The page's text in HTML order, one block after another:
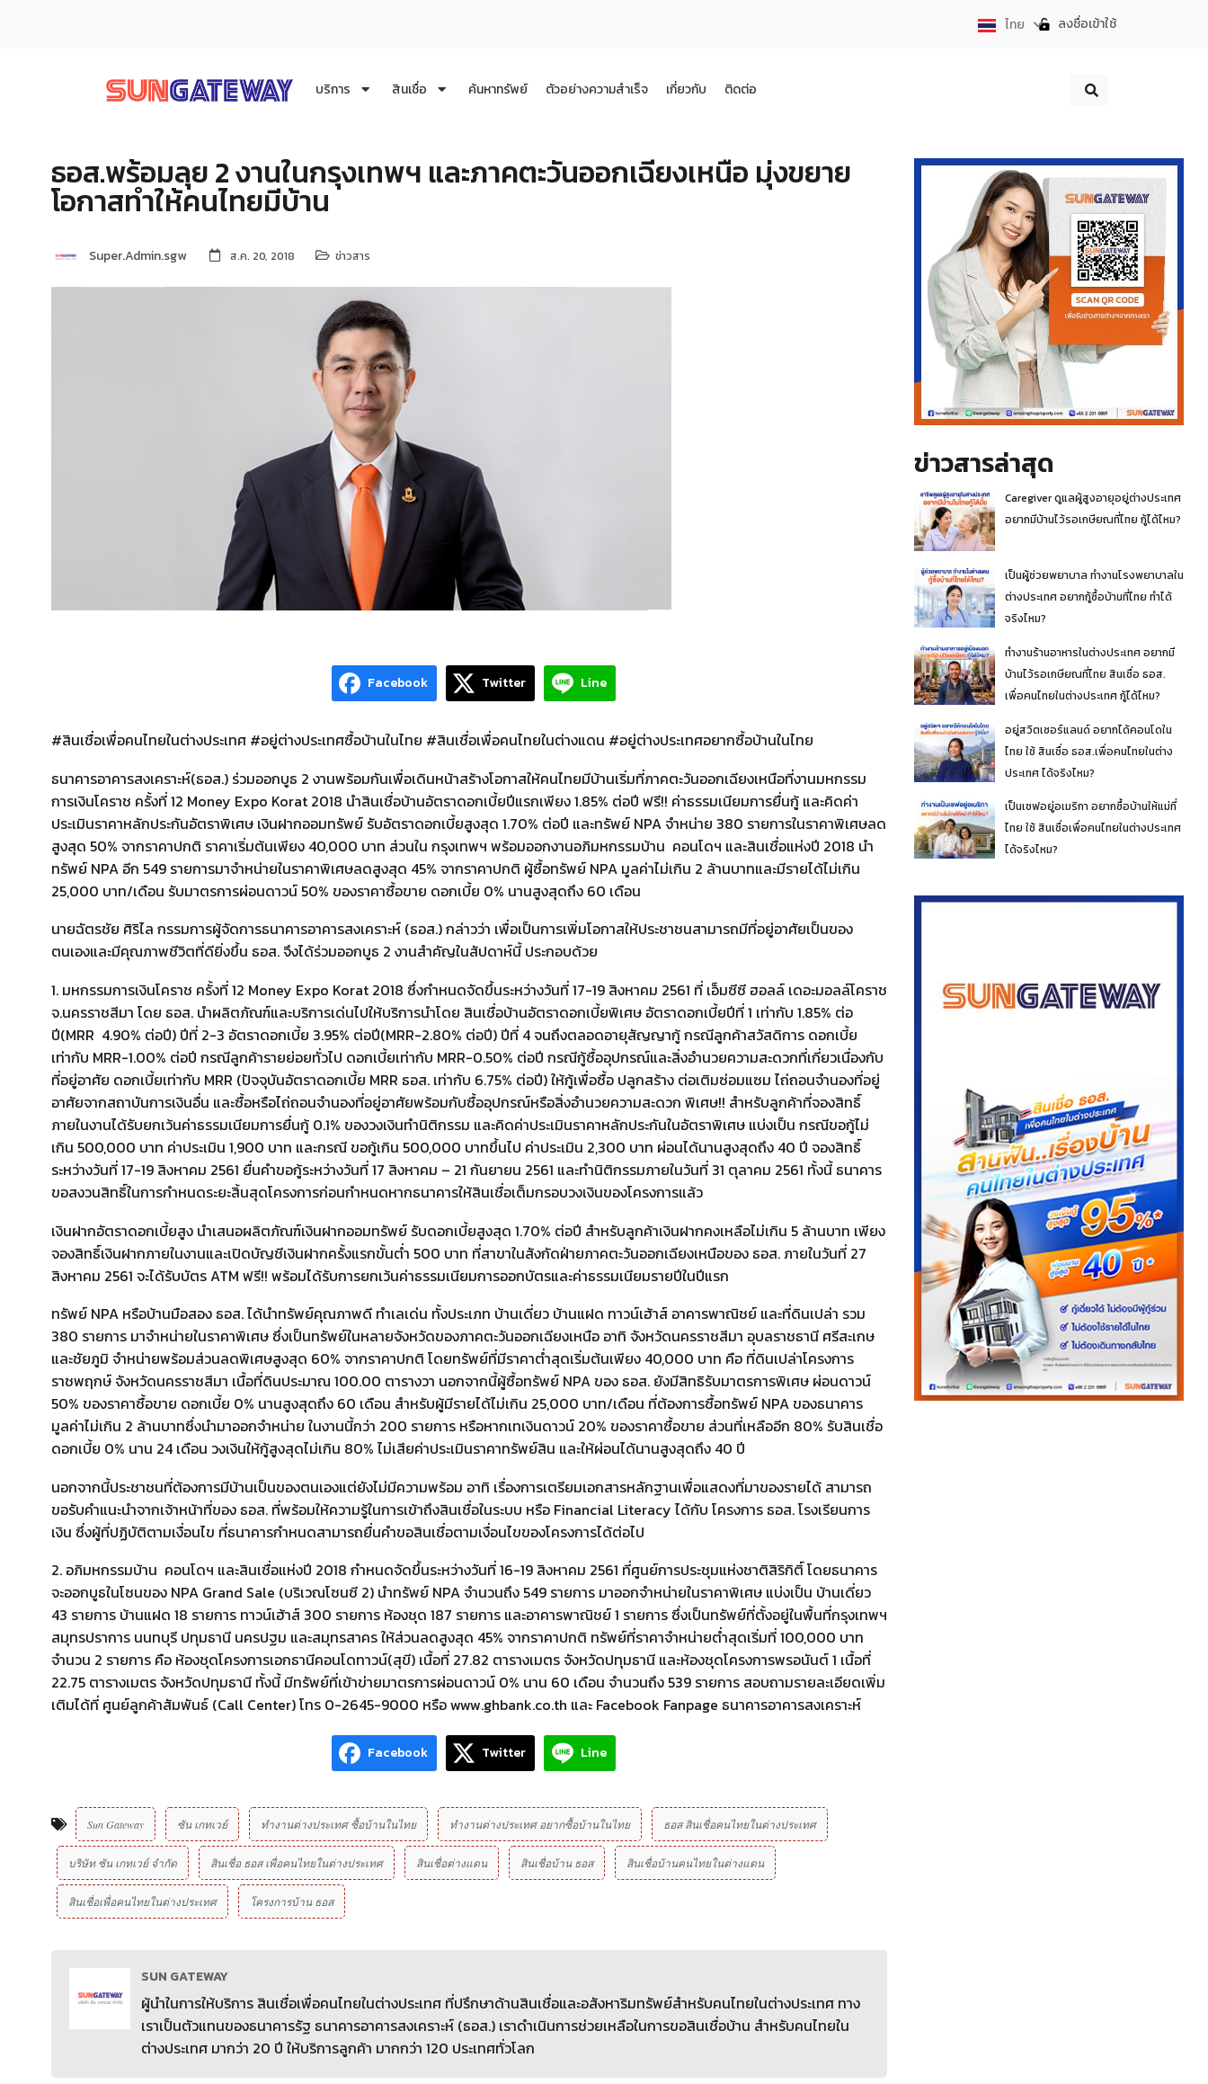
ไทย
English ลงชื่อเข้าใช้
บริการ สินเชื่อ ค้นหาทรัพย์ ตัวอย่างความสำเร็จ เกี่ยวกับ ติดต่อ
ธอส.พร้อมลุย 2 งานในกรุงเทพฯ และภาคตะวันออกเฉียงเหนือ มุ่งขยาย
โอกาสทำให้คนไทยมีบ้าน
Super.Admin.sgw ส.ค. 20, 2018 ข่าวสาร
Facebook Twitter Line
#สินเชื่อเพื่อคนไทยในต่างประเทศ #อยู่ต่างประเทศซื้อบ้านในไทย #สินเชื่อเพื่อคนไทยในต่างแดน #อยู่ต่างประเทศอยากซื้อบ้านในไทย
ธนาคารอาคารสงเคราะห์(ธอส.) ร่วมออกบูธ 2 งานพร้อมกันเพื่อเดินหน้าสร้างโอกาสให้คนไทยมีบ้านเริ่มที่ภาคตะวันออกเฉียงเหนือที่งานมหกรรม
การเงินโคราช ครั้งที่ 12 Money Expo Korat 2018 นำสินเชื่อบ้านอัตราดอกเบี้ยปีแรกเพียง 1.85% ต่อปี ฟรี!! ค่าธรรมเนียมการยื่นกู้ และคิดค่า
ประเมินราคาหลักประกันอัตราพิเศษ เงินฝากออมทรัพย์ รับอัตราดอกเบี้ยสูงสุด 1.70% ต่อปี และทรัพย์ NPA จำหน่าย 380 รายการในราคาพิเศษลด
สูงสุด 50% จากราคาปกติ ราคาเริ่มต้นเพียง 40,000 บาท ส่วนใน กรุงเทพฯ พร้อมออกงานอภิมหกรรมบ้าน  คอนโดฯ และสินเชื่อแห่งปี 2018 นำ
ทรัพย์ NPA อีก 549 รายการมาจำหน่ายในราคาพิเศษลดสูงสุด 45% จากราคาปกติ ผู้ซื้อทรัพย์ NPA มูลค่าไม่เกิน 2 ล้านบาทและมีรายได้ไม่เกิน
25,000 บาท/เดือน รับมาตรการผ่อนดาวน์ 50% ของราคาซื้อขาย ดอกเบี้ย 0% นานสูงสุดถึง 60 เดือน
นายฉัตรชัย ศิริไล กรรมการผู้จัดการธนาคารอาคารสงเคราะห์ (ธอส.) กล่าวว่า เพื่อเป็นการเพิ่มโอกาสให้ประชาชนสามารถมีที่อยู่อาศัยเป็นของ
ตนเองและมีคุณภาพชีวิตที่ดียิ่งขึ้น ธอส. จึงได้ร่วมออกบูธ 2 งานสำคัญในสัปดาห์นี้ ประกอบด้วย
1. มหกรรมการเงินโคราช ครั้งที่ 12 Money Expo Korat 2018 ซึ่งกำหนดจัดขึ้นระหว่างวันที่ 17-19 สิงหาคม 2561 ที่ เอ็มซีซี ฮอลล์ เดอะมอลล์โคราช
จ.นครราชสีมา โดย ธอส. นำผลิตภัณฑ์และบริการเด่นไปให้บริการนำโดย สินเชื่อบ้านอัตราดอกเบี้ยพิเศษ อัตราดอกเบี้ยปีที่ 1 เท่ากับ 1.85% ต่อ
ปี(MRR  4.90% ต่อปี) ปีที่ 2-3 อัตราดอกเบี้ย 3.95% ต่อปี(MRR-2.80% ต่อปี) ปีที่ 4 จนถึงตลอดอายุสัญญากู้ กรณีลูกค้าสวัสดิการ ดอกเบี้ย
เท่ากับ MRR-1.00% ต่อปี กรณีลูกค้ารายย่อยทั่วไป ดอกเบี้ยเท่ากับ MRR-0.50% ต่อปี กรณีกู้ซื้ออุปกรณ์และสิ่งอำนวยความสะดวกที่เกี่ยวเนื่องกับ
ที่อยู่อาศัย ดอกเบี้ยเท่ากับ MRR (ปัจจุบันอัตราดอกเบี้ย MRR ธอส. เท่ากับ 6.75% ต่อปี) ให้กู้เพื่อซื้อ ปลูกสร้าง ต่อเติมซ่อมแซม ไถ่ถอนจำนองที่อยู่
อาศัยจากสถาบันการเงินอื่น และซื้อหรือไถ่ถอนจำนองที่อยู่อาศัยพร้อมกับซื้ออุปกรณ์หรือสิ่งอำนวยความสะดวก พิเศษ!! สำหรับลูกค้าที่จองสิทธิ์
ภายในงานได้รับยกเว้นค่าธรรมเนียมการยื่นกู้ 0.1% ของวงเงินทำนิติกรรม และคิดค่าประเมินราคาหลักประกันในอัตราพิเศษ แบ่งเป็น กรณีขอกู้ไม่
เกิน 500,000 บาท ค่าประเมิน 1,900 บาท และกรณี ขอกู้เกิน 500,000 บาทขึ้นไป ค่าประเมิน 2,300 บาท ผ่อนได้นานสูงสุดถึง 40 ปี จองสิทธิ์
ระหว่างวันที่ 17-19 สิงหาคม 2561 ยื่นคำขอกู้ระหว่างวันที่ 17 สิงหาคม – 21 กันยายน 2561 และทำนิติกรรมภายในวันที่ 31 ตุลาคม 2561 ทั้งนี้ ธนาคาร
ขอสงวนสิทธิ์ในการกำหนดระยะสิ้นสุดโครงการก่อนกำหนดหากธนาคารให้สินเชื่อเต็มกรอบวงเงินของโครงการแล้ว
เงินฝากอัตราดอกเบี้ยสูง นำเสนอผลิตภัณฑ์เงินฝากออมทรัพย์ รับดอกเบี้ยสูงสุด 1.70% ต่อปี สำหรับลูกค้าเงินฝากคงเหลือไม่เกิน 5 ล้านบาท เพียง
จองสิทธิ์เงินฝากภายในงานและเปิดบัญชีเงินฝากครั้งแรกขั้นต่ำ 500 บาท ที่สาขาในสังกัดฝ่ายภาคตะวันออกเฉียงเหนือของ ธอส. ภายในวันที่ 27
สิงหาคม 2561 จะได้รับบัตร ATM ฟรี!! พร้อมได้รับการยกเว้นค่าธรรมเนียมการออกบัตรและค่าธรรมเนียมรายปีในปีแรก
ทรัพย์ NPA หรือบ้านมือสอง ธอส. ได้นำทรัพย์คุณภาพดี ทำเลเด่น ทั้งประเภท บ้านเดี่ยว บ้านแฝด ทาวน์เฮ้าส์ อาคารพาณิชย์ และที่ดินเปล่า รวม
380 รายการ มาจำหน่ายในราคาพิเศษ ซึ่งเป็นทรัพย์ในหลายจังหวัดของภาคตะวันออกเฉียงเหนือ อาทิ จังหวัดนครราชสีมา อุบลราชธานี ศรีสะเกษ
และชัยภูมิ จำหน่ายพร้อมส่วนลดพิเศษสูงสุด 60% จากราคาปกติ โดยทรัพย์ที่มีราคาต่ำสุดเริ่มต้นเพียง 40,000 บาท คือ ที่ดินเปล่าโครงการ
ราชพฤกษ์ จังหวัดนครราชสีมา เนื้อที่ดินประมาณ 100.00 ตารางวา นอกจากนี้ผู้ซื้อทรัพย์ NPA ของ ธอส. ยังมีสิทธิรับมาตรการพิเศษ ผ่อนดาวน์
50% ของราคาซื้อขาย ดอกเบี้ย 0% นานสูงสุดถึง 60 เดือน สำหรับผู้มีรายได้ไม่เกิน 25,000 บาท/เดือน ที่ต้องการซื้อทรัพย์ NPA ของธนาคาร
มูลค่าไม่เกิน 2 ล้านบาทซึ่งนำมาออกจำหน่าย ในงานนี้กว่า 200 รายการ หรือหากเทเงินดาวน์ 20% ของราคาซื้อขาย ส่วนที่เหลืออีก 80% รับสินเชื่อ
ดอกเบี้ย 0% นาน 24 เดือน วงเงินให้กู้สูงสุดไม่เกิน 80% ไม่เสียค่าประเมินราคาทรัพย์สิน และให้ผ่อนได้นานสูงสุดถึง 40 ปี
นอกจากนี้ประชาชนที่ต้องการมีบ้านเป็นของตนเองแต่ยังไม่มีความพร้อม อาทิ เรื่องการเตรียมเอกสารหลักฐานเพื่อแสดงที่มาของรายได้ สามารถ
ขอรับคำแนะนำจากเจ้าหน้าที่ของ ธอส. ที่พร้อมให้ความรู้ในการเข้าถึงสินเชื่อในระบบ หรือ Financial Literacy ได้กับ โครงการ ธอส. โรงเรียนการ
เงิน ซึ่งผู้ที่ปฏิบัติตามเงื่อนไข ที่ธนาคารกำหนดสามารถยื่นคำขอสินเชื่อตามเงื่อนไขของโครงการได้ต่อไป
2. อภิมหกรรมบ้าน  คอนโดฯ และสินเชื่อแห่งปี 2018 กำหนดจัดขึ้นระหว่างวันที่ 16-19 สิงหาคม 2561 ที่ศูนย์การประชุมแห่งชาติสิริกิติ์ โดยธนาคาร
จะออกบูธในโซนของ NPA Grand Sale (บริเวณโซนซี 2) นำทรัพย์ NPA จำนวนถึง 549 รายการ มาออกจำหน่ายในราคาพิเศษ แบ่งเป็น บ้านเดี่ยว
43 รายการ บ้านแฝด 18 รายการ ทาวน์เฮ้าส์ 300 รายการ ห้องชุด 187 รายการ และอาคารพาณิชย์ 1 รายการ ซึ่งเป็นทรัพย์ที่ตั้งอยู่ในพื้นที่กรุงเทพฯ
สมุทรปราการ นนทบุรี ปทุมธานี นครปฐม และสมุทรสาคร ให้ส่วนลดสูงสุด 45% จากราคาปกติ ทรัพย์ที่ราคาจำหน่ายต่ำสุดเริ่มที่ 100,000 บาท
จำนวน 2 รายการ คือ ห้องชุดโครงการเอกธานีคอนโดทาวน์(สุขี) เนื้อที่ 27.82 ตารางเมตร จังหวัดปทุมธานี และห้องชุดโครงการพรอนันต์ 1 เนื้อที่
22.75 ตารางเมตร จังหวัดปทุมธานี ทั้งนี้ มีทรัพย์ที่เข้าข่ายมาตรการผ่อนดาวน์ 0% นาน 60 เดือน จำนวนถึง 539 รายการ สอบถามรายละเอียดเพิ่ม
เติมได้ที่ ศูนย์ลูกค้าสัมพันธ์ (Call Center) โทร 0-2645-9000 หรือ www.ghbank.co.th และ Facebook Fanpage ธนาคารอาคารสงเคราะห์
Facebook Twitter Line
Sun Gateway ซัน เกทเวย์ ทำงานต่างประเทศ ซื้อบ้านในไทย ทำงานต่างประเทศ อยากซื้อบ้านในไทย ธอส สินเชื่อคนไทยในต่างประเทศ
บริษัท ซัน เกทเวย์ จํากัด สินเชื่อ ธอส เพื่อคนไทยในต่างประเทศ สินเชื่อต่างแดน สินเชื่อบ้าน ธอส สินเชื่อบ้านคนไทยในต่างแดน
สินเชื่อเพื่อคนไทยในต่างประเทศ โครงการบ้าน ธอส
SUN GATEWAY
ผู้นำในการให้บริการ สินเชื่อเพื่อคนไทยในต่างประเทศ ที่ปรึกษาด้านสินเชื่อและอสังหาริมทรัพย์สำหรับคนไทยในต่างประเทศ ทาง
เราเป็นตัวแทนของธนาคารรัฐ ธนาคารอาคารสงเคราะห์ (ธอส.) เราดำเนินการช่วยเหลือในการขอสินเชื่อบ้าน สำหรับคนไทยใน
ต่างประเทศ มากว่า 20 ปี ให้บริการลูกค้า มากกว่า 120 ประเทศทั่วโลก
ข่าวสารล่าสุด
Caregiver ดูแลผู้สูงอายุอยู่ต่างประเทศ
อยากมีบ้านไว้รอเกษียณที่ไทย กู้ได้ไหม?
เป็นผู้ช่วยพยาบาล ทำงานโรงพยาบาลใน
ต่างประเทศ อยากกู้ซื้อบ้านที่ไทย ทำได้
จริงไหม?
ทำงานร้านอาหารในต่างประเทศ อยากมี
บ้านไว้รอเกษียณที่ไทย สินเชื่อ ธอส.
เพื่อคนไทยในต่างประเทศ กู้ได้ไหม?
อยู่สวิตเซอร์แลนด์ อยากได้คอนโดใน
ไทย ใช้ สินเชื่อ ธอส.เพื่อคนไทยในต่าง
ประเทศ ได้จริงไหม?
เป็นเชฟอยู่อเมริกา อยากซื้อบ้านให้แม่ที่
ไทย ใช้ สินเชื่อเพื่อคนไทยในต่างประเทศ
ได้จริงไหม?